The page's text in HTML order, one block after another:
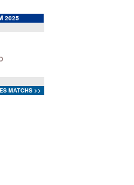
2025
MATCHS >>